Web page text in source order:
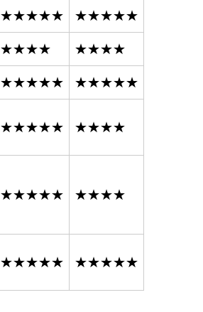
★★★★★ ★★★★★
★★★★ ★★★★
★★★★★ ★★★★★
★★★★★ ★★★★
★★★★★ ★★★★
★★★★★ ★★★★★